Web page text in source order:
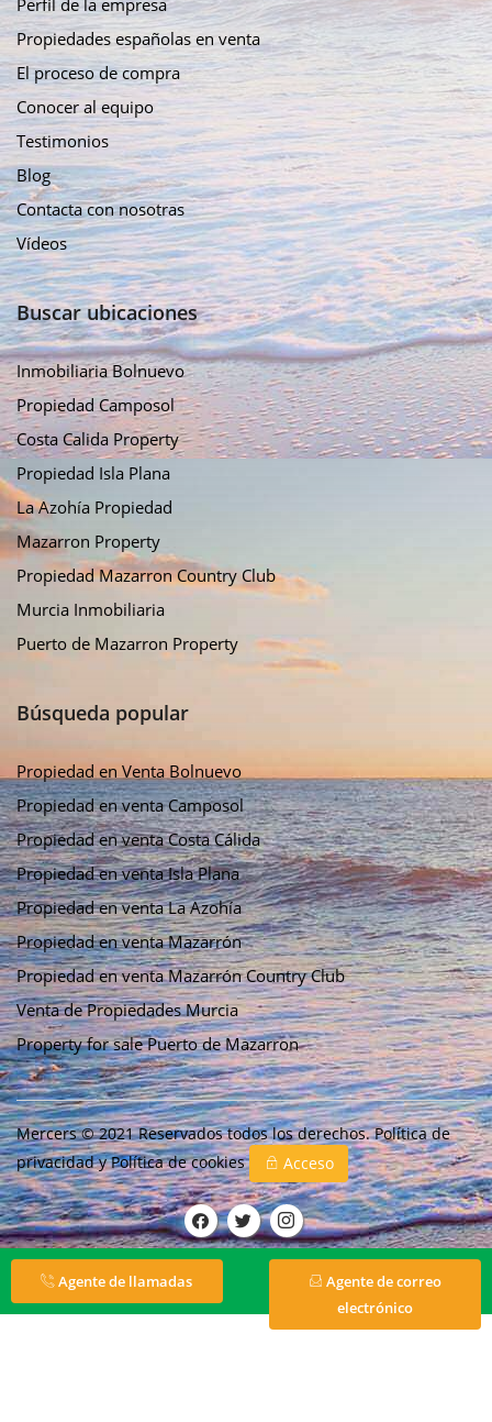
Propiedades españolas en venta
El proceso de compra
Conocer al equipo
Testimonios
Blog
Contacta con nosotras
Vídeos
Buscar ubicaciones
Inmobiliaria Bolnuevo
Propiedad Camposol
Costa Calida Property
Propiedad Isla Plana
La Azohía Propiedad
Mazarron Property
Propiedad Mazarron Country Club
Murcia Inmobiliaria
Puerto de Mazarron Property
Búsqueda popular
Propiedad en Venta Bolnuevo
Propiedad en venta Camposol
Propiedad en venta Costa Cálida
Propiedad en venta Isla Plana
Propiedad en venta La Azohía
Propiedad en venta Mazarrón
Propiedad en venta Mazarrón Country Club
Venta de Propiedades Murcia
Property for sale Puerto de Mazarron
Mercers © 2021 Reservados todos los derechos.Política de
privacidadyPolítica de cookies Acceso
Agente de llamadas
Agente de correo
electrónico